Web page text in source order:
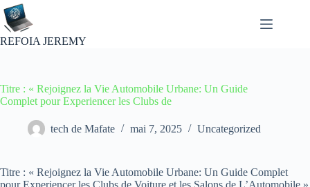
Passer
au
contenu
REFOIA JEREMY
Titre : « Rejoignez la Vie Automobile Urbane: Un Guide
Complet pour Experiencer les Clubs de
tech de Mafate mai 7, 2025 Uncategorized
Titre : « Rejoignez la Vie Automobile Urbane: Un Guide Complet
pour Experiencer les Clubs de Voiture et les Salons de L’Automobile »